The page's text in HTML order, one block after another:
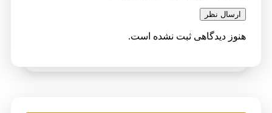
ارسال نظر
هنوز دیدگاهی ثبت نشده است.